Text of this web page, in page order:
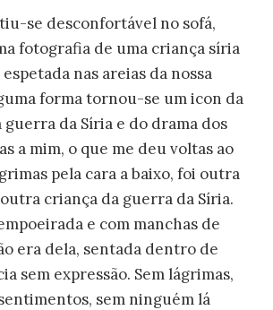
se desconfortável no sofá,
fotografia de uma criança síria
nas areias da nossa
forma tornou-se um icon da
guerra da Síria e do drama dos
a mim, o que me deu voltas ao
pela cara a baixo, foi outra
criança da guerra da Síria.
e com manchas de
era dela, sentada dentro de
sem expressão. Sem lágrimas,
sem ninguém lá